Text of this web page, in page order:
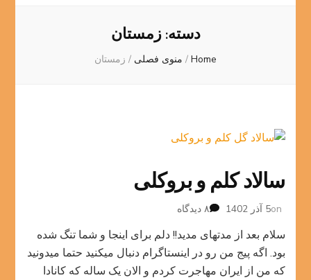
دسته:زمستان
Home
/ منوی فصلی / زمستان
سالاد کلم و بروکلی
on5 آذر 1402 ۸ دیدگاه
کلم
و
بروکلی
سلام بعد از مدتهای مدید!! دلم برای اینجا و شما تنگ شده
بود. اگه پیج من رو در اینستاگرام دنبال میکنید حتما میدونید
که من از ایران مهاجرت کردم و الان یک ساله که کانادا